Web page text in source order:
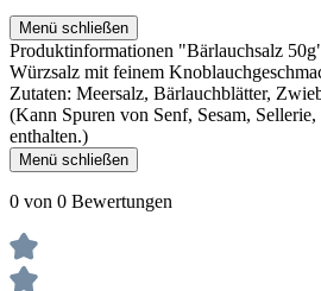
Menü schließen
Produktinformationen "Bärlauchsalz
Würzsalz mit feinem
Zutaten: Meersalz, Bärlauchblätter,
(Kann Spuren von Senf, Sesam,
enthalten.)
Menü schließen
0 von 0 Bewertungen